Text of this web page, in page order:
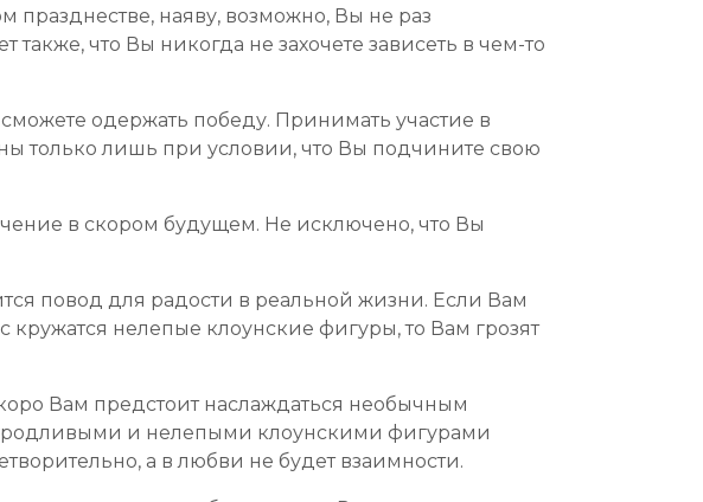
празднестве, наяву, возможно, Вы не раз
что Вы никогда не захочете зависеть в чем-то
одержать победу. Принимать участие в
только лишь при условии, что Вы подчините свою
в скором будущем. Не исключено, что Вы
повод для радости в реальной жизни. Если Вам
нелепые клоунские фигуры, то Вам грозят
Вам предстоит наслаждаться необычным
и нелепыми клоунскими фигурами
а в любви не будет взаимности.